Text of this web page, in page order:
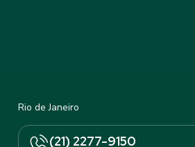
Rio de Janeiro
(21) 2277-9150